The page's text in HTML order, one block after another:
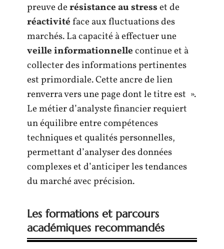
preuve derésistance au stresset de
réactivitéface aux fluctuations des
marchés. La capacité à effectuer une
veille informationnellecontinue et à
collecter des informations pertinentes
est primordiale. Cette ancre de lien
renverra vers une page dont le titre est ».
Le métier d’analyste financier requiert
un équilibre entre compétences
techniques et qualités personnelles,
permettant d’analyser des données
complexes et d’anticiper les tendances
du marché avec précision.
Les formations et parcours
académiques recommandés